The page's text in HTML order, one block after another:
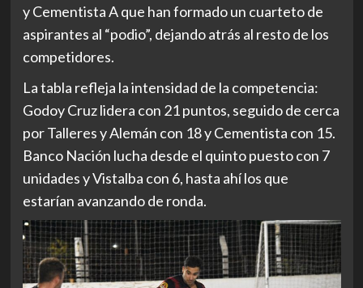
y Cementista A que han formado un cuarteto de
aspirantes al “podio”, dejando atrás al resto de los
competidores.
La tabla refleja la intensidad de la competencia:
Godoy Cruz lidera con 21 puntos, seguido de cerca
por Talleres y Alemán con 18 y Cementista con 15.
Banco Nación lucha desde el quinto puesto con 7
unidades y Vistalba con 6, hasta ahí los que
estarían avanzando de ronda.